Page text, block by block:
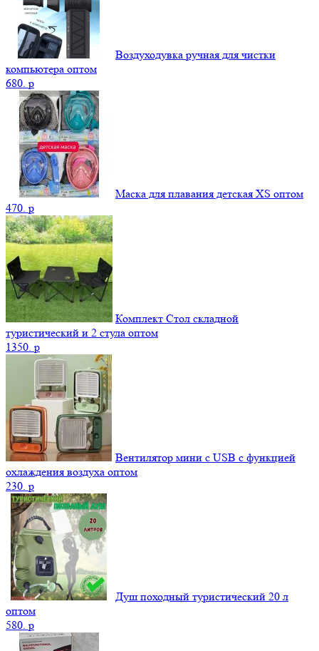
Воздуходувка ручная для чистки
компьютера оптом
680. p
Маска для плавания детская XS оптом
470. p
Комплект Стол складной
туристический и 2 стула оптом
1350. p
Вентилятор мини с USB с функцией
охлаждения воздуха оптом
230. p
Душ походный туристический 20 л
оптом
580. p